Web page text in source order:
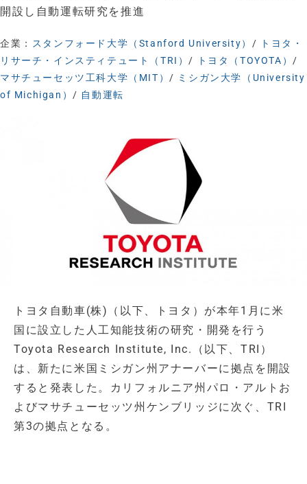
開設し自動運転研究を推進
企業： スタンフォード大学（Stanford University） /
トヨタ・
リサーチ・インスティテュート（TRI）/ トヨタ（TOYOTA）/
マサチューセッツ工科大学（MIT）/ ミシガン大学（University
of Michigan）/ 自動運転
トヨタ自動車(株)（以下、トヨタ）が本年1月に米
国に設立した人工知能技術の研究・開発を行う
Toyota Research Institute, Inc.（以下、TRI）
は、新たに米国ミシガン州アナーバーに拠点を開設
すると発表した。カリフォルニア州パロ・アルトお
よびマサチューセッツ州ケンブリッジに次ぐ、TRI
第3の拠点となる。